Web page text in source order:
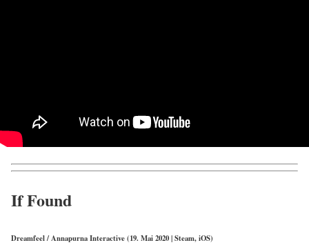
If Found
Dreamfeel / Annapurna Interactive (19. Mai 2020 | Steam, iOS)